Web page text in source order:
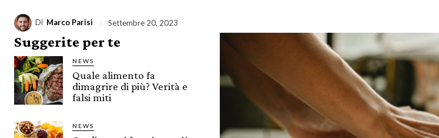
Di Marco Parisi Settembre 20, 2023
Suggerite per te
NEWS
Quale alimento fa
dimagrire di più? Verità e
falsi miti
NEWS